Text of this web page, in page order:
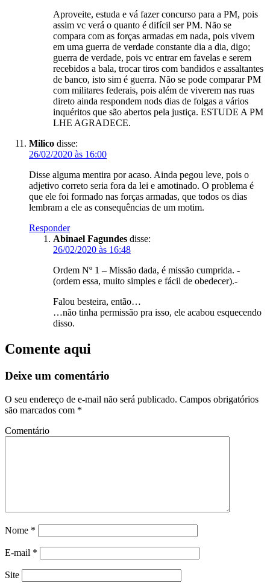
Aproveite, estuda e vá fazer concurso para a PM, pois
assim vc verá o quanto é difícil ser PM. Não se
compara com as forças armadas em nada, pois vivem
em uma guerra de verdade constante dia a dia, digo;
guerra de verdade, pois vc entrar em favelas e serem
recebidos a bala, trocar tiros com bandidos e assaltantes
de banco, isto sim é guerra. Não se pode comparar PM
com militares federais, pois além de viverem nas ruas
direto ainda respondem nods dias de folgas a vários
inquéritos que são abertos pela justiça. ESTUDE A PM
LHE AGRADECE.
Milico disse:
26/02/2020 às 16:00
Disse alguma mentira por acaso. Ainda pegou leve, pois o
adjetivo correto seria fora da lei e amotinado. O problema é
que ele foi formado nas forças armadas, que todos os dias
lembram a ele as consequências de um motim.
Responder
Abinael Fagundes disse:
26/02/2020 às 16:48
Ordem Nº 1 – Missão dada, é missão cumprida. -
(ordem essa, muito simples e fácil de obedecer).-
Falou besteira, então…
…não tinha permissão pra isso, ele acabou esquecendo
disso.
Comente aqui
Deixe um comentário
O seu endereço de e-mail não será publicado. Campos obrigatórios
são marcados com *
Comentário
Nome *
E-mail *
Site